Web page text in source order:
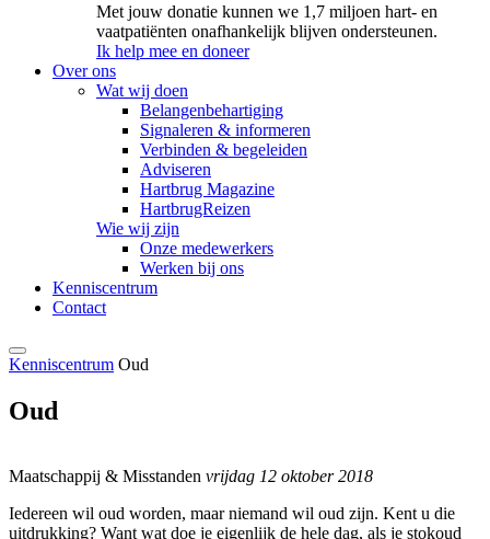
Met jouw donatie kunnen we 1,7 miljoen hart- en
vaatpatiënten onafhankelijk blijven ondersteunen.
Ik help mee en doneer
Over ons
Wat wij doen
Belangenbehartiging
Signaleren & informeren
Verbinden & begeleiden
Adviseren
Hartbrug Magazine
HartbrugReizen
Wie wij zijn
Onze medewerkers
Werken bij ons
Kenniscentrum
Contact
Kenniscentrum Oud
Oud
Maatschappij & Misstanden vrijdag 12 oktober 2018
Iedereen wil oud worden, maar niemand wil oud zijn. Kent u die
uitdrukking? Want wat doe je eigenlijk de hele dag, als je stokoud